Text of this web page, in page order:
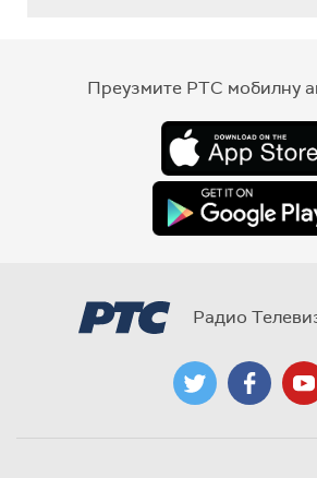
Преузмите РТС мобилну
Радио